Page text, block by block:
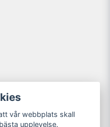
vår webbplats skall
upplevelse.